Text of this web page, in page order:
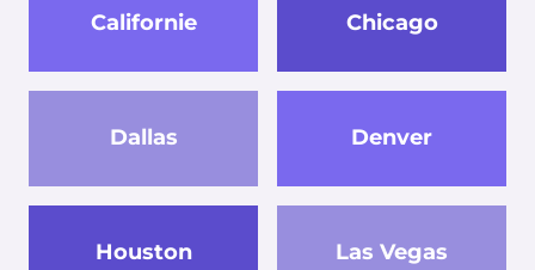
Californie Chicago
Dallas Denver
Houston Las Vegas